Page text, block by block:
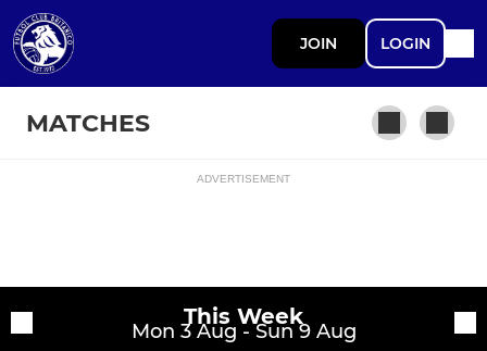
JOIN LOGIN
MATCHES
ADVERTISEMENT
This Week
Mon 3 Aug - Sun 9 Aug